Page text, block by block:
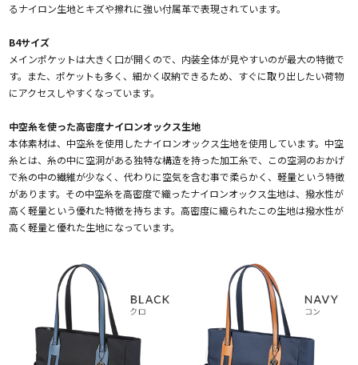
るナイロン生地とキズや擦れに強い付属革で表現されています。
B4サイズ
メインポケットは大きく口が開くので、内装全体が見やすいのが最大の特徴で
す。また、ポケットも多く、細かく収納できるため、すぐに取り出したい荷物
にアクセスしやすくなっています。
中空糸を使った高密度ナイロンオックス生地
本体素材は、中空糸を使用したナイロンオックス生地を使用しています。中空
糸とは、糸の中に空洞がある独特な構造を持った加工糸で、この空洞のおかげ
で糸の中の繊維が少なく、代わりに空気を含む事で柔らかく、軽量という特徴
があります。その中空糸を高密度で織ったナイロンオックス生地は、撥水性が
高く軽量という優れた特徴を持ちます。高密度に織られたこの生地は撥水性が
高く軽量と優れた生地になっています。